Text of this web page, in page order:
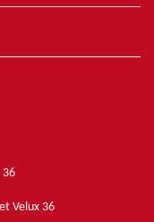
36
Velux 36